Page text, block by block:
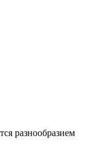
разнообразием